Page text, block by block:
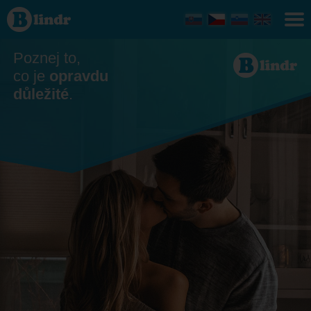
Seznamka
Poznej to,
co je opravdu
důležité.